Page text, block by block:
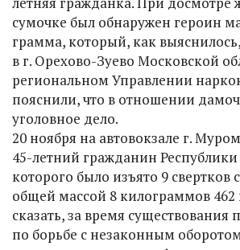
сумочке был обнаружен героин
грамма, который, как
в г. Орехово-Зуево Московской
региональном Управлении
пояснили, что в отношении
уголовное дело.
20 ноября на автовокзале г.
45-летний гражданин
которого было изъято 9 свертков
общей массой 8 килограммов 462
сказать, за время существования
по борьбе с незаконным